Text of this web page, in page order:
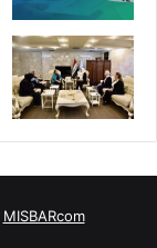
MISBARcom